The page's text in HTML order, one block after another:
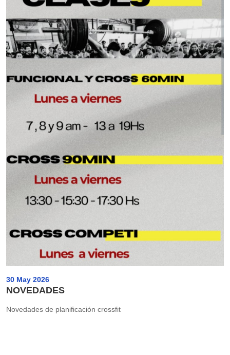
30 May 2026
NOVEDADES
Novedades de planificación crossfit